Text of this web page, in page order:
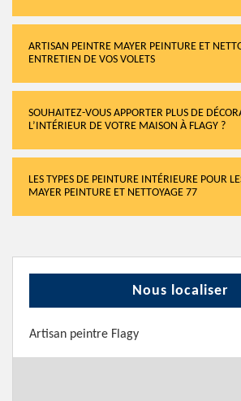
ARTISAN PEINTRE MAYER PEINTURE ET
ENTRETIEN DE VOS VOLETS
SOUHAITEZ-VOUS APPORTER PLUS DE
L’INTÉRIEUR DE VOTRE MAISON À FLAGY ?
LES TYPES DE PEINTURE INTÉRIEURE POUR
MAYER PEINTURE ET NETTOYAGE 77
Nous localiser
Artisan peintre Flagy